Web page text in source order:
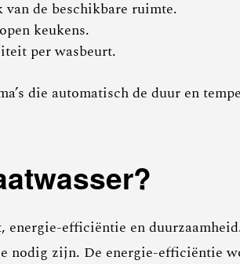
de beschikbare ruimte.
keukens.
per wasbeurt.
die automatisch de duur en
efficiëntie en
nodig zijn. De energie-efficiëntie